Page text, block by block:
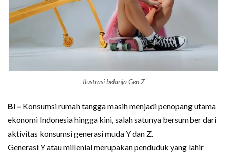
Ilustrasi belanja Gen Z
BI – Konsumsi rumah tangga masih menjadi penopang utama
ekonomi Indonesia hingga kini, salah satunya bersumber dari
aktivitas konsumsi generasi muda Y dan Z.
Generasi Y atau millenial merupakan penduduk yang lahir